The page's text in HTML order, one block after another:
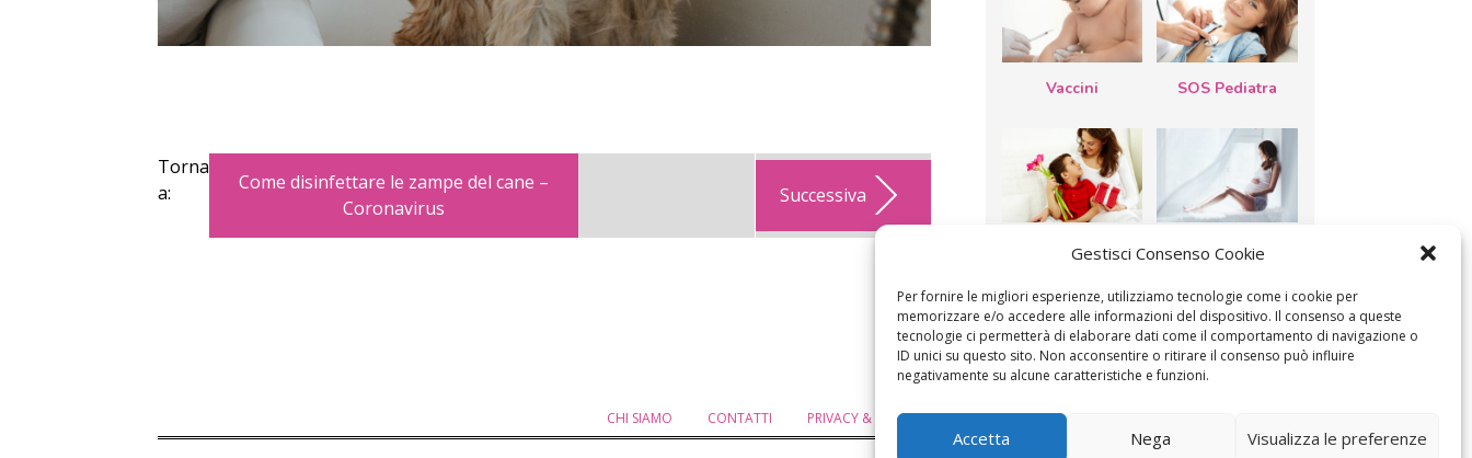
Gestisci Consenso Cookie
Per fornire le migliori esperienze, utilizziamo tecnologie come i cookie per
memorizzare e/o accedere alle informazioni del dispositivo. Il consenso a queste
tecnologie ci permetterà di elaborare dati come il comportamento di navigazione o
ID unici su questo sito. Non acconsentire o ritirare il consenso può influire
negativamente su alcune caratteristiche e funzioni.
Accetta Nega Visualizza le preferenze
Torna
a:
Come disinfettare le zampe del cane –
Coronavirus
Successiva
Vaccini SOS Pediatra
Festa della
mamma: lavoretti,
filastrocche
Le settimane di
gravidanza
CHI SIAMO CONTATTI PRIVACY & COOKIE POLICY MODIFICA IL CONSENSO